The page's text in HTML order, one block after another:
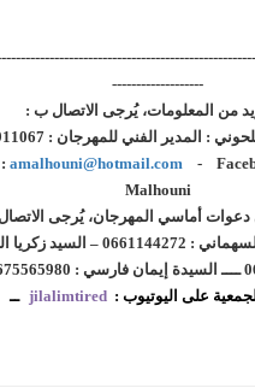
-------------------
من المعلومات، يُرجى الاتصال ب :
: المدير الفني للمهرجان : 0666911067
amalhouni@hotmail.com -
Malhouni
أماسي المهرجان، يُرجى
السيد المحجوب السهماني : 0661144272 –
على اليوتيوب : jilalimtired ــ